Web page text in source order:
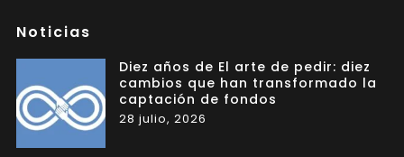
Noticias
Diez años de El arte de pedir: diez
cambios que han transformado la
captación de fondos
28 julio, 2026